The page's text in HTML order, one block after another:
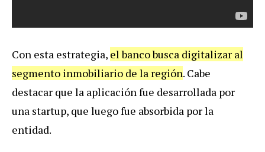
Con esta estrategia, el banco busca digitalizar al
segmento inmobiliario de la región. Cabe
destacar que la aplicación fue desarrollada por
una startup, que luego fue absorbida por la
entidad.